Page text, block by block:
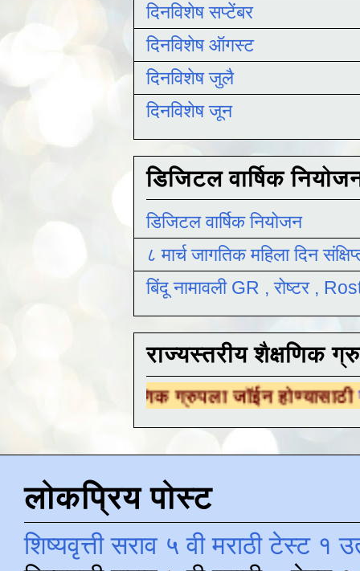
दिनविशेष सप्टेंबर
दिनविशेष ऑगस्ट
दिनविशेष जुलै
दिनविशेष जून
डिजिटल वार्षिक
डिजिटल वार्षिक नियोजन
८ मार्च जागतिक महिला दिन
बिंदू नामावली GR , रोष्टर ,
राज्यस्तरीय शैक्षणिक
ग्रुपला जॉईन होण्यासाठीयेथे क्लिक करा
लोकप्रिय पोस्ट
शिष्यवृत्ती सराव ५ वी मराठी टेस्ट १